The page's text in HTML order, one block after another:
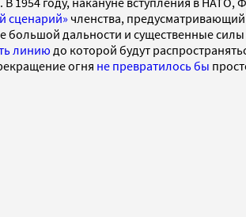
сценарий» членства,
дальности и существенные
линию до которой будут
огня не превратилось бы